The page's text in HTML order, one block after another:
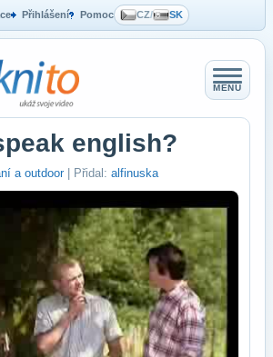
Přihlášení Pomoc CZ/ SK
MENU
english?
a outdoor | Přidal: alfinuska